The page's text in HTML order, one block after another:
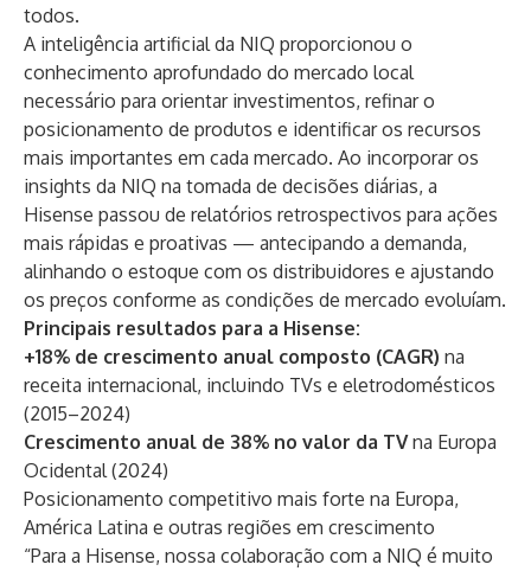
todos.
A inteligência artificial da NIQ proporcionou o
conhecimento aprofundado do mercado local
necessário para orientar investimentos, refinar o
posicionamento de produtos e identificar os recursos
mais importantes em cada mercado. Ao incorporar os
insights da NIQ na tomada de decisões diárias, a
Hisense passou de relatórios retrospectivos para ações
mais rápidas e proativas — antecipando a demanda,
alinhando o estoque com os distribuidores e ajustando
os preços conforme as condições de mercado evoluíam.
Principais resultados para a Hisense:
+18% de crescimento anual composto (CAGR) na
receita internacional, incluindo TVs e eletrodomésticos
(2015–2024)
Crescimento anual de 38% no valor da TVna Europa
Ocidental (2024)
Posicionamento competitivo mais forte na Europa,
América Latina e outras regiões em crescimento
“Para a Hisense, nossa colaboração com a NIQ é muito